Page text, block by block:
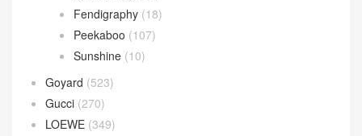
Fendigraphy (18)
Peekaboo (107)
Sunshine (10)
Goyard (523)
Gucci (270)
LOEWE (349)